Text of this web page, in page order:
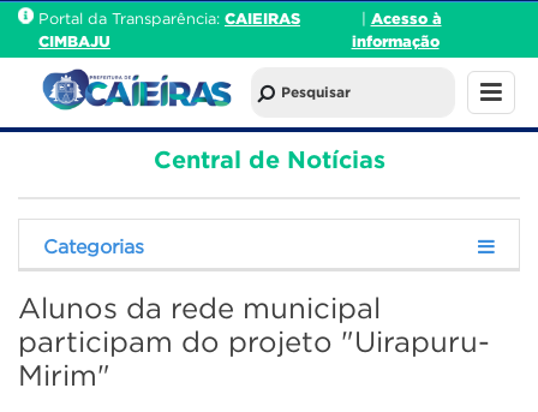
Portal da Transparência: CAIEIRAS
CIMBAJU
Acesso à
informação
Central de Notícias
Categorias
Alunos da rede municipal
participam do projeto "Uirapuru-
Mirim"